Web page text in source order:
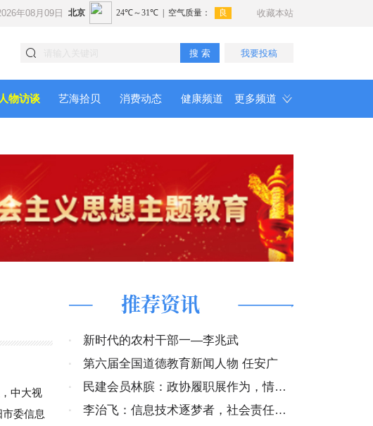
年08月09日 收藏本站
搜 索 我要投稿
人物访谈 艺海拾贝 消费动态 健康频道 更多频道
推荐资讯
·
新时代的农村干部一—李兆武
·
第六届全国道德教育新闻人物 任安广
·
民建会员林膑：政协履职展作为，情系
百姓显初心
·
李治飞：信息技术逐梦者，社会责任践
中大视
委信息